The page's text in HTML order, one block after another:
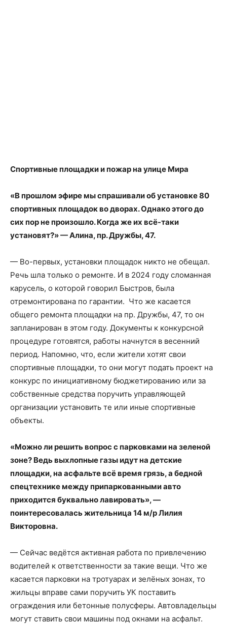
Спортивные площадки и пожар на улице Мира
«В прошлом эфире мы спрашивали об установке 80
спортивных площадок во дворах. Однако этого до
сих пор не произошло. Когда же их всё-таки
установят?» — Алина, пр. Дружбы, 47.
— Во-первых, установки площадок никто не обещал.
Речь шла только о ремонте. И в 2024 году сломанная
карусель, о которой говорил Быстров, была
отремонтирована по гарантии. Что же касается
общего ремонта площадки на пр. Дружбы, 47, то он
запланирован в этом году. Документы к конкурсной
процедуре готовятся, работы начнутся в весенний
период. Напомню, что, если жители хотят свои
спортивные площадки, то они могут подать проект на
конкурс по инициативному бюджетированию или за
собственные средства поручить управляющей
организации установить те или иные спортивные
объекты.
«Можно ли решить вопрос с парковками на зеленой
зоне? Ведь выхлопные газы идут на детские
площадки, на асфальте всё время грязь, а бедной
спецтехнике между припаркованными авто
приходится буквально лавировать», —
поинтересовалась жительница 14 м/р Лилия
Викторовна.
— Сейчас ведётся активная работа по привлечению
водителей к ответственности за такие вещи. Что же
касается парковки на тротуарах и зелёных зонах, то
жильцы вправе сами поручить УК поставить
ограждения или бетонные полусферы. Автовладельцы
могут ставить свои машины под окнами на асфальт.